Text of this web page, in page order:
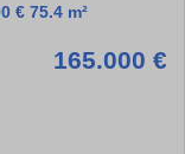
€ 75.4 m²
165.000 €